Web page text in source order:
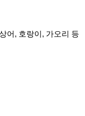
어, 호랑이, 가오리 등